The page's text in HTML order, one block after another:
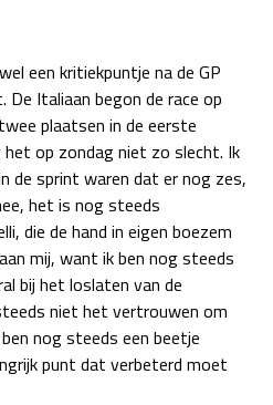
een kritiekpuntje na de GP
Italiaan begon de race op
plaatsen in de eerste
het op zondag niet zo slecht. Ik
de sprint waren dat er nog zes,
het is nog steeds
die de hand in eigen boezem
mij, want ik ben nog steeds
bij het loslaten van de
niet het vertrouwen om
nog steeds een beetje
punt dat verbeterd moet